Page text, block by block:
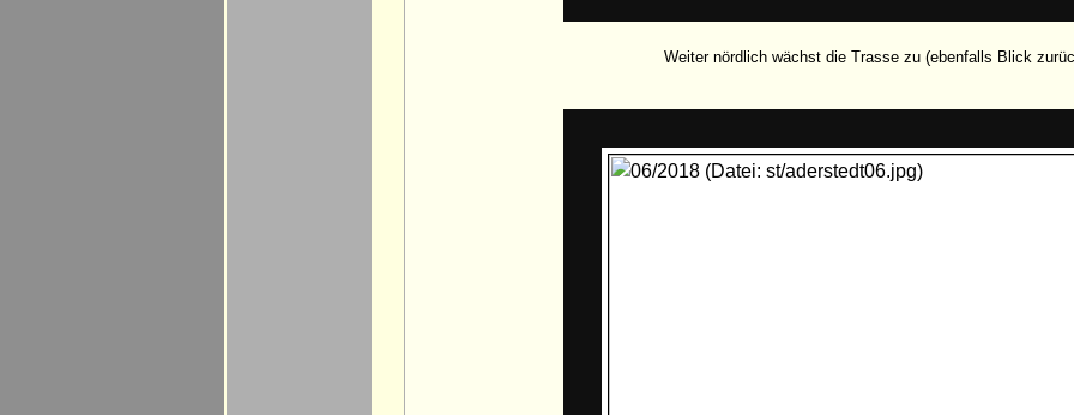
Weiter nördlich wächst die Trasse zu (ebenfalls Blick